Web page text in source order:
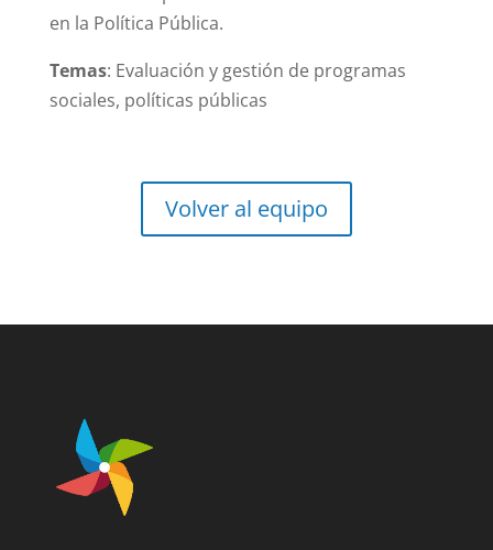
en la Política Pública.
Temas: Evaluación y gestión de programas
sociales, políticas públicas
Volver al equipo